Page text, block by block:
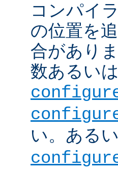
コンパイ
の位置を
合があり
数あるい
い。ある